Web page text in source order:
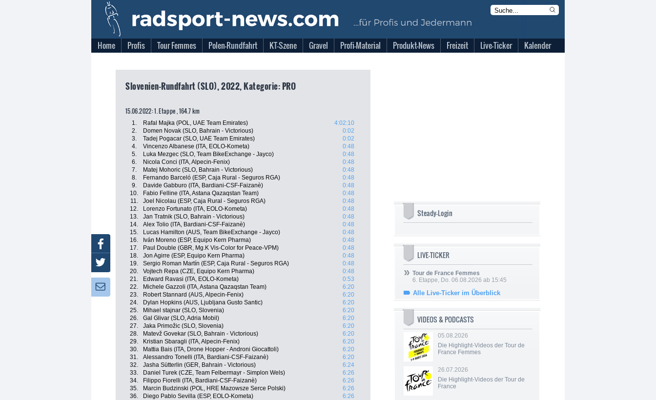
Home Profis Tour Femmes Polen-Rundfahrt KT-Szene Gravel Profi-Material Produkt-News Freizeit Live-Ticker Kalender
Slovenien-Rundfahrt (SLO), 2022, Kategorie: PRO
15.06.2022: 1. Etappe , 164.7 km
1. Rafal Majka (POL, UAE Team Emirates)
4:02:10
2.
Domen Novak (SLO, Bahrain - Victorious)
0:02
3.
Tadej Pogacar (SLO, UAE Team Emirates)
0:02
4.
Vincenzo Albanese (ITA, EOLO-Kometa)
0:48
5.
Luka Mezgec (SLO, Team BikeExchange - Jayco)
0:48
6.
Nicola Conci (ITA, Alpecin-Fenix)
0:48
7.
Matej Mohoric (SLO, Bahrain - Victorious)
0:48
8.
Fernando Barceló (ESP, Caja Rural - Seguros RGA)
0:48
9.
Davide Gabburo (ITA, Bardiani-CSF-Faizanè)
0:48
10.
Fabio Felline (ITA, Astana Qazaqstan Team)
0:48
11.
Joel Nicolau (ESP, Caja Rural - Seguros RGA)
0:48
12.
Lorenzo Fortunato (ITA, EOLO-Kometa)
0:48
13.
Jan Tratnik (SLO, Bahrain - Victorious)
0:48
14.
Alex Tolio (ITA, Bardiani-CSF-Faizanè)
0:48
15.
Lucas Hamilton (AUS, Team BikeExchange - Jayco)
0:48
16.
Iván Moreno (ESP, Equipo Kern Pharma)
0:48
17.
Paul Double (GBR, Mg.K Vis-Color for Peace-VPM)
0:48
18.
Jon Agirre (ESP, Equipo Kern Pharma)
0:48
19.
Sergio Roman Martín (ESP, Caja Rural - Seguros RGA)
0:48
20.
Vojtech Repa (CZE, Equipo Kern Pharma)
0:48
21.
Edward Ravasi (ITA, EOLO-Kometa)
0:53
22.
Michele Gazzoli (ITA, Astana Qazaqstan Team)
6:20
23.
Robert Stannard (AUS, Alpecin-Fenix)
6:20
24.
Dylan Hopkins (AUS, Ljubljana Gusto Santic)
6:20
25.
Mihael stajnar (SLO, Slovenia)
6:20
26.
Gal Glivar (SLO, Adria Mobil)
6:20
27.
Jaka Primožic (SLO, Slovenia)
6:20
28.
Matevž Govekar (SLO, Bahrain - Victorious)
6:20
29.
Kristian Sbaragli (ITA, Alpecin-Fenix)
6:20
30.
Mattia Bais (ITA, Drone Hopper - Androni Giocattoli)
6:20
31.
Alessandro Tonelli (ITA, Bardiani-CSF-Faizanè)
6:20
32.
Jasha Sütterlin (GER, Bahrain - Victorious)
6:24
33.
Daniel Turek (CZE, Team Felbermayr - Simplon Wels)
6:26
34.
Filippo Fiorelli (ITA, Bardiani-CSF-Faizanè)
6:26
35.
Marcin Budzinski (POL, HRE Mazowsze Serce Polski)
6:26
36.
Diego Pablo Sevilla (ESP, EOLO-Kometa)
6:26
Steady-Login
LIVE-TICKER
Tour de France Femmes
6. Etappe, Do. 06.08.2026 ab 15:45
Alle Live-Ticker im Überblick
VIDEOS & PODCASTS
05.08.2026
Die Highlight-Videos der Tour de
France Femmes
26.07.2026
Die Highlight-Videos der Tour de
France
Facebook
Twitter
Newsletter: